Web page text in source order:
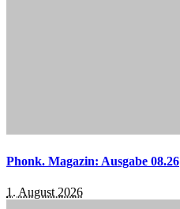
Phonk. Magazin: Ausgabe 08.26
1. August 2026